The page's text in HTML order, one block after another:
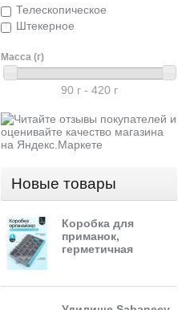
5-80
5-25
6-15
6-10
8-10
10-20
10-45
10-60
10-15
12-20
15-20
15-25
15-30
Телескопическое
Штекерное
Масса (г)
90 г - 420 г
Новые товары
Коробка для
приманок,
герметичная